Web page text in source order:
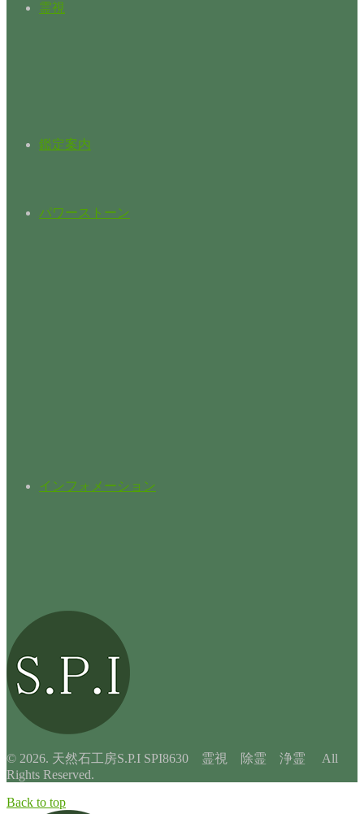
霊視
鑑定案内
パワーストーン
インフォメーション
© 2026. 天然石工房S.P.I SPI8630 霊視 除霊 浄霊 All
Rights Reserved.
Back to top